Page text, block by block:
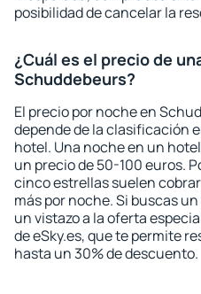
posibilidad de cancelar la
¿Cuál es el precio de
Schuddebeurs?
El precio por noche en
depende de la clasificación
hotel. Una noche en un
un precio de 50-100 euros.
cinco estrellas suelen
más por noche. Si buscas
un vistazo a la oferta
de eSky.es, que te permite
hasta un 30% de descuento.